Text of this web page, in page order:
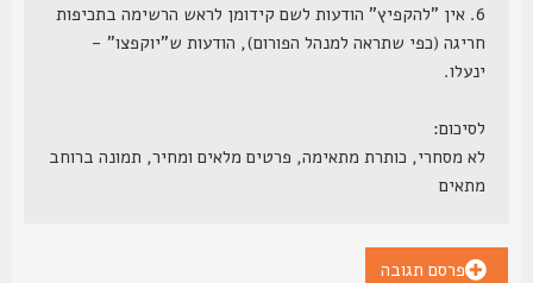
6. אין "להקפיץ" הודעות לשם קידומן לראש הרשימה בתכיפות
חריגה (כפי שתראה למנהל הפורום), הודעות ש"יוקפצו" -
ינעלו.
לסיכום:
לא מסחרי, כותרת מתאימה, פרטים מלאים ומחיר, תמונה ברוחב
מתאים
פרסם תגובה